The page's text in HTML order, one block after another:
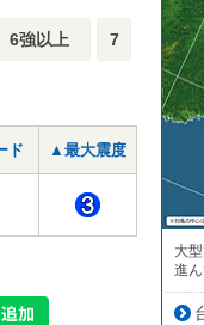
6強以上 7
ド ▲最大震度
大
進